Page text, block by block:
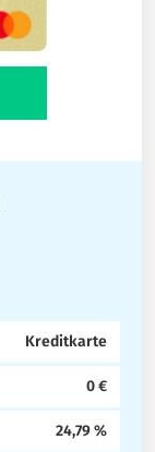
Kreditkarte
0 €
24,79 %